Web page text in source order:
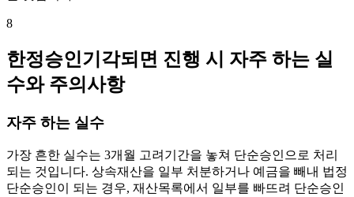
8
한정승인기각되면 진행 시 자주 하는 실
수와 주의사항
자주 하는 실수
가장 흔한 실수는 3개월 고려기간을 놓쳐 단순승인으로 처리
되는 것입니다. 상속재산을 일부 처분하거나 예금을 빼내 법정
단순승인이 되는 경우, 재산목록에서 일부를 빠뜨려 단순승인